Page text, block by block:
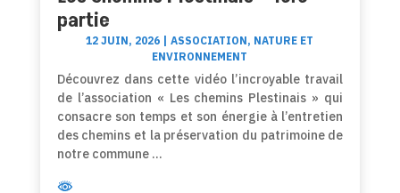
partie
12 JUIN, 2026 |ASSOCIATION, NATURE ET
ENVIRONNEMENT
Découvrez dans cette vidéo l’incroyable travail
de l’association « Les chemins Plestinais » qui
consacre son temps et son énergie à l’entretien
des chemins et la préservation du patrimoine de
notre commune …